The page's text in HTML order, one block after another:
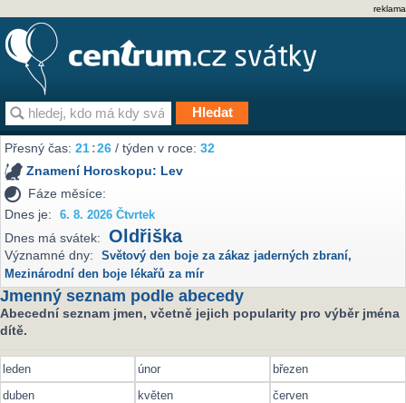
reklama
Přesný čas:21 26 / týden v roce:32
Znamení Horoskopu: Lev
Fáze měsíce:
Dnes je:
6. 8. 2026 Čtvrtek
Dnes má svátek: Oldřiška
Významné dny: Světový den boje za zákaz jaderných zbraní,
Mezinárodní den boje lékařů za mír
Jmenný seznam podle abecedy
Abecední seznam jmen, včetně jejich popularity pro výběr jména
dítě.
leden únor
březen
duben
květen
červen